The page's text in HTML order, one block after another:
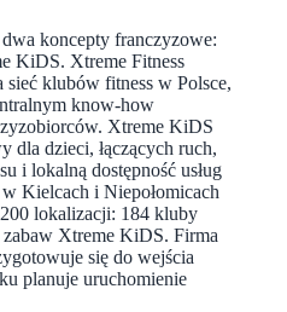
koncepty franczyzowe:
KiDS. Xtreme Fitness
klubów fitness w Polsce,
know-how
Xtreme KiDS
dla dzieci, łączących ruch,
i lokalną dostępność usług
Kielcach i Niepołomicach
lokalizacji: 184 kluby
zabaw Xtreme KiDS. Firma
się do wejścia
planuje uruchomienie